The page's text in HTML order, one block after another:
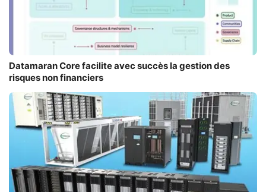
Datamaran Core facilite avec succès la gestion des
risques non financiers